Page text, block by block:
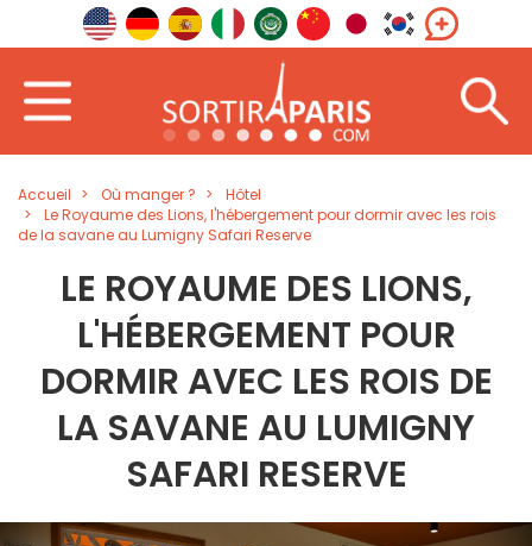
Accueil Où manger ?
Hôtel
Le Royaume des Lions, l'hébergement pour dormir avec les rois
de la savane au Lumigny Safari Reserve
LE ROYAUME DES LIONS,
L'HÉBERGEMENT POUR
DORMIR AVEC LES ROIS DE
LA SAVANE AU LUMIGNY
SAFARI RESERVE